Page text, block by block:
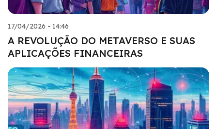
17/04/2026 - 14:46
A REVOLUÇÃO DO METAVERSO E SUAS
APLICAÇÕES FINANCEIRAS